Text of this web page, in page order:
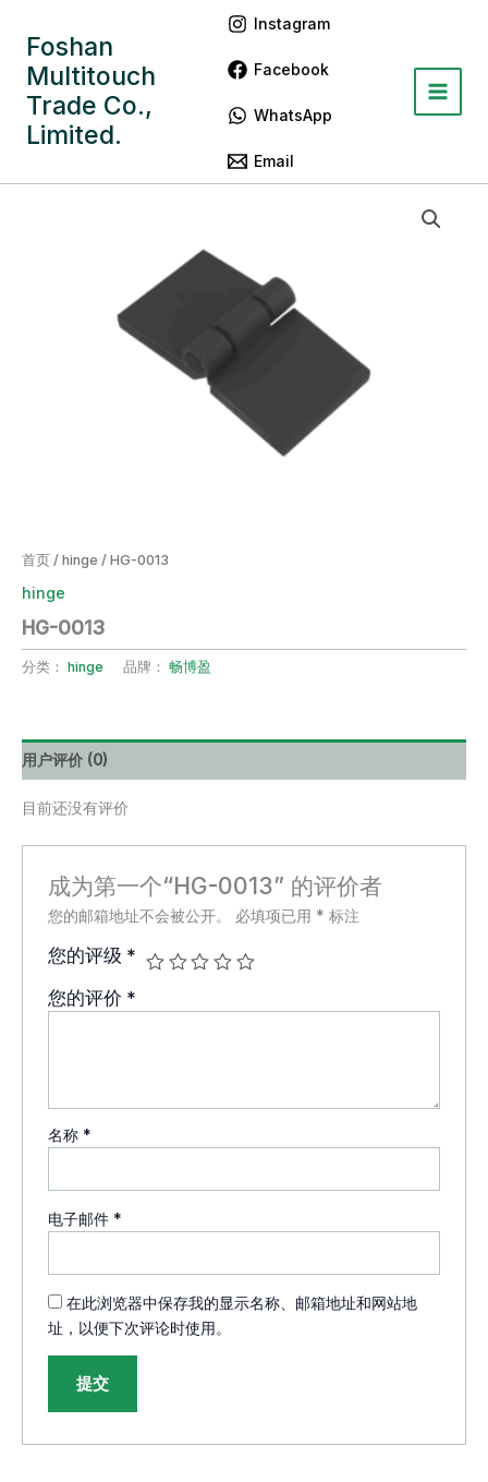
Foshan
Multitouch
Trade Co.,
Limited.
Instagram
Facebook
WhatsApp
Email
首页 / hinge / HG-0013
hinge
HG-0013
分类： hinge 品牌： 畅博盈
用户评价 (0)
目前还没有评价
成为第一个“HG-0013” 的评价者
您的邮箱地址不会被公开。 必填项已用 * 标注
您的评级 *
您的评价 *
名称 *
电子邮件 *
在此浏览器中保存我的显示名称、邮箱地址和网站地
址，以便下次评论时使用。